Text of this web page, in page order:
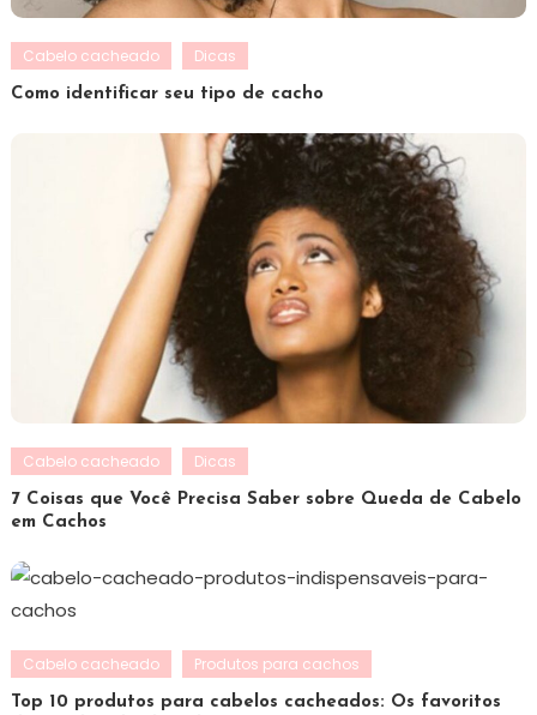
Cabelo cacheado Dicas
Como identificar seu tipo de cacho
Cabelo cacheado Dicas
7 Coisas que Você Precisa Saber sobre Queda de Cabelo
em Cachos
Cabelo cacheado Produtos para cachos
Top 10 produtos para cabelos cacheados: Os favoritos